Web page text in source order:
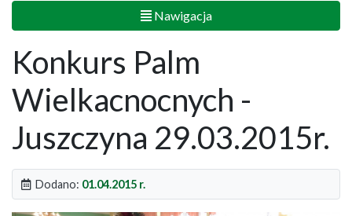
Nawigacja
Konkurs Palm
Wielkacnocnych -
Juszczyna 29.03.2015r.
Dodano: 01.04.2015 r.